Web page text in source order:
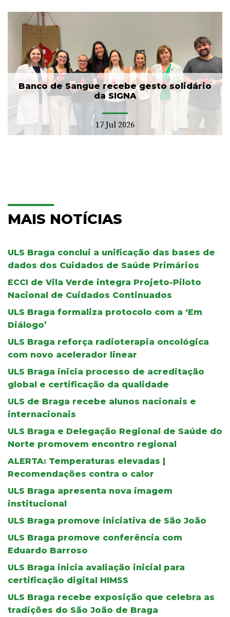
Banco de Sangue recebe gesto solidário
da SIGNA
17 Jul 2026
MAIS NOTÍCIAS
ULS Braga conclui a unificação das bases de
dados dos Cuidados de Saúde Primários
ECCI de Vila Verde integra Projeto-Piloto
Nacional de Cuidados Continuados
ULS Braga formaliza protocolo com a ‘Em
Diálogo’
ULS Braga reforça radioterapia oncológica
com novo acelerador linear
ULS Braga inicia processo de acreditação
global e certificação da qualidade
ULS de Braga recebe alunos nacionais e
internacionais
ULS Braga e Delegação Regional de Saúde do
Norte promovem encontro regional
ALERTA: Temperaturas elevadas |
Recomendações contra o calor
ULS Braga apresenta nova imagem
institucional
ULS Braga promove iniciativa de São João
ULS Braga promove conferência com
Eduardo Barroso
ULS Braga inicia avaliação inicial para
certificação digital HIMSS
ULS Braga recebe exposição que celebra as
tradições do São João de Braga